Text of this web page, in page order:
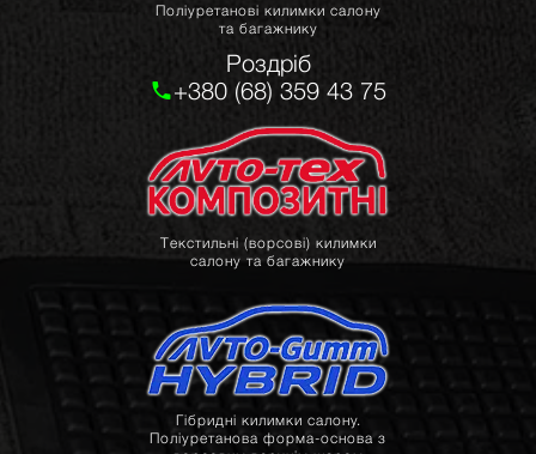
Поліуретанові килимки салону
та багажнику
Роздріб
+380 (68) 359 43 75
Текстильні (ворсові) килимки
салону та багажнику
Гібридні килимки салону.
Поліуретанова форма-основа з